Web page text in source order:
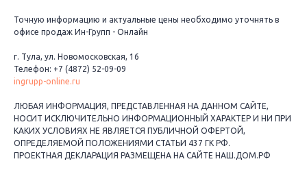
Точную информацию и актуальные цены необходимо уточнять в
офисе продаж Ин-Групп - Онлайн
г. Тула, ул. Новомосковская, 16
Телефон: +7 (4872) 52-09-09
ingrupp-online.ru
ЛЮБАЯ ИНФОРМАЦИЯ, ПРЕДСТАВЛЕННАЯ НА ДАННОМ САЙТЕ,
НОСИТ ИСКЛЮЧИТЕЛЬНО ИНФОРМАЦИОННЫЙ ХАРАКТЕР И НИ ПРИ
КАКИХ УСЛОВИЯХ НЕ ЯВЛЯЕТСЯ ПУБЛИЧНОЙ ОФЕРТОЙ,
ОПРЕДЕЛЯЕМОЙ ПОЛОЖЕНИЯМИ СТАТЬИ 437 ГК РФ.
ПРОЕКТНАЯ ДЕКЛАРАЦИЯ РАЗМЕЩЕНА НА САЙТЕ НАШ.ДОМ.РФ